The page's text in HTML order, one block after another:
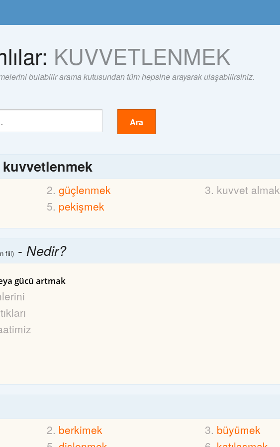
KUVVETLENMEK
bulabilir arama kutusundan tüm hepsine arayarak ulaşabilirsiniz.
Ara
kuvvetlenmek
güçlenmek
kuvvet almak
pekişmek
fiil) - Nedir?
gücü artmak
berkimek
büyümek